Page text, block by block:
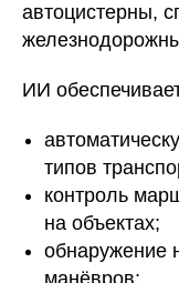
автоцистерны,
ИИ
типов
контроль
на объектах;
обнаружение
манёвров;